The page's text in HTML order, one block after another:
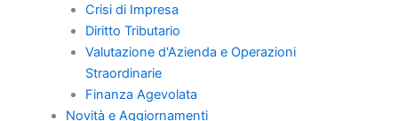
Crisi di Impresa
Diritto Tributario
Valutazione d'Azienda e Operazioni
Straordinarie
Finanza Agevolata
Novità e Aggiornamenti